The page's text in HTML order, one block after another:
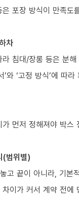
포장 방식이 만족도
차
침대/장롱 등은 분
’와 ‘고정 방식’에 따
먼저 정해져야 박
(범위별)
고 끝이 아니라, 기본
이가 커서 계약 전에